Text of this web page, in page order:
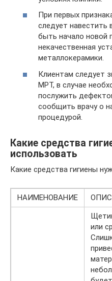
При первых
следует навестить
быть начало новой
некачественная
металлокерамики.
Клиентам следует
МРТ, в случае
послужить
сообщить врачу о
процедурой.
Какие средства
использовать
Какие средства гигиены
НАИМЕНОВАНИЕ
или